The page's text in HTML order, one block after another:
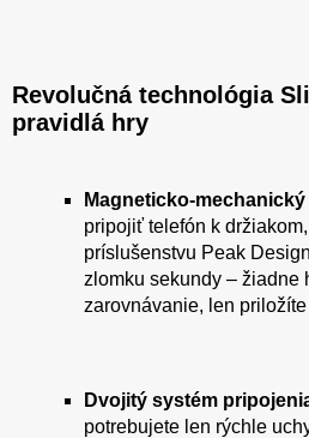
Revolučná technológia
pravidlá hry
Magneticko-
pripojiť telefón k
príslušenstvu Peak
zlomku sekundy – žiadne
zarovnávanie, len
Dvojitý systém
potrebujete len rýchle